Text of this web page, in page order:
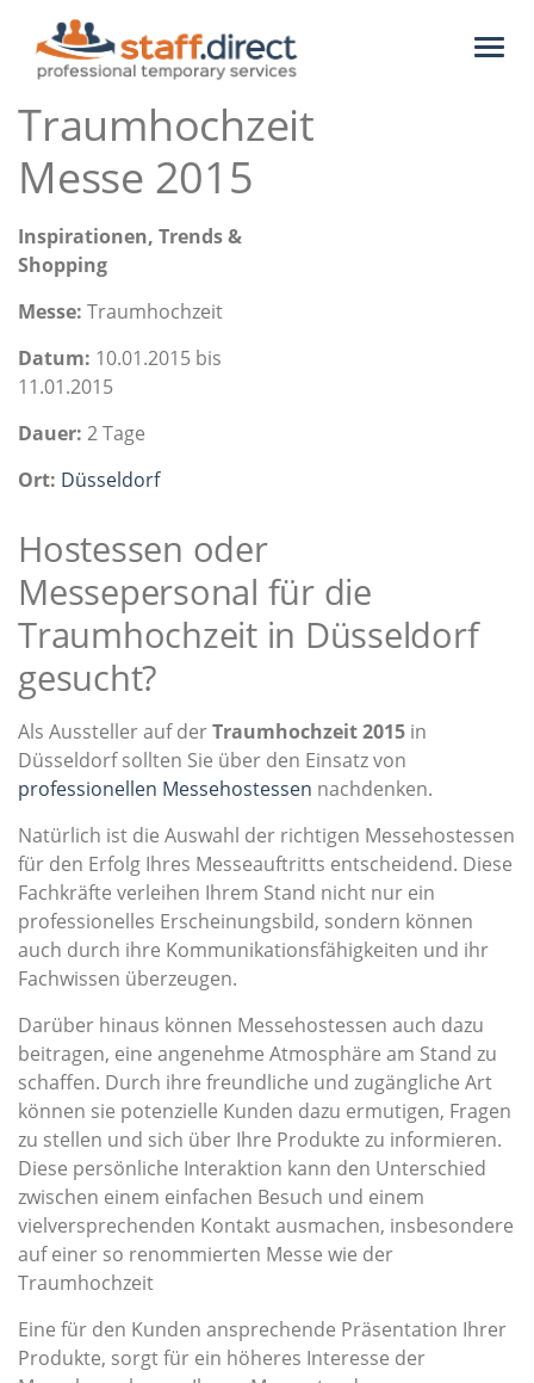
Toggle
Traumhochzeit
Messe 2015
Inspirationen, Trends &
Shopping
Messe: Traumhochzeit
Datum: 10.01.2015 bis
11.01.2015
Dauer: 2 Tage
Ort: Düsseldorf
Hostessen oder
Messepersonal für die
Traumhochzeit in Düsseldorf
gesucht?
Als Aussteller auf derTraumhochzeit 2015 in
Düsseldorf sollten Sie über den Einsatz von
professionellen Messehostessen nachdenken.
Natürlich ist die Auswahl der richtigen Messehostessen
für den Erfolg Ihres Messeauftritts entscheidend. Diese
Fachkräfte verleihen Ihrem Stand nicht nur ein
professionelles Erscheinungsbild, sondern können
auch durch ihre Kommunikationsfähigkeiten und ihr
Fachwissen überzeugen.
Darüber hinaus können Messehostessen auch dazu
beitragen, eine angenehme Atmosphäre am Stand zu
schaffen. Durch ihre freundliche und zugängliche Art
können sie potenzielle Kunden dazu ermutigen, Fragen
zu stellen und sich über Ihre Produkte zu informieren.
Diese persönliche Interaktion kann den Unterschied
zwischen einem einfachen Besuch und einem
vielversprechenden Kontakt ausmachen, insbesondere
auf einer so renommierten Messe wie der
Traumhochzeit
Eine für den Kunden ansprechende Präsentation Ihrer
Produkte, sorgt für ein höheres Interesse der